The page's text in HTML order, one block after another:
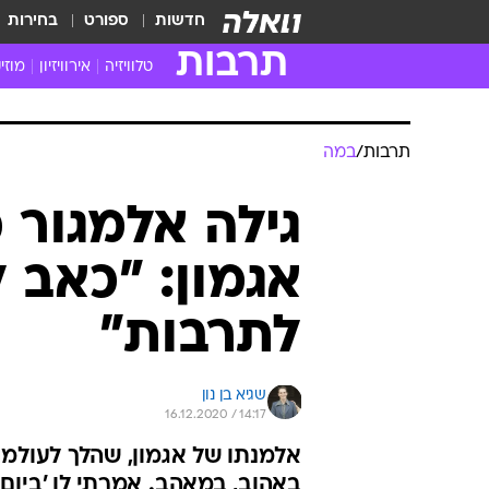
חדשות ספורט בחירות
תרבות טלוויזיה
טלוויזיה ישראלית
טלוויזיה מחו"ל
סדרות מומלצות
האח הגדול
אירוויזיון
תרבות/במה
גילה
אגמון:
לתרבות"
שגיא בן נון
16.12.2020 / 14:17